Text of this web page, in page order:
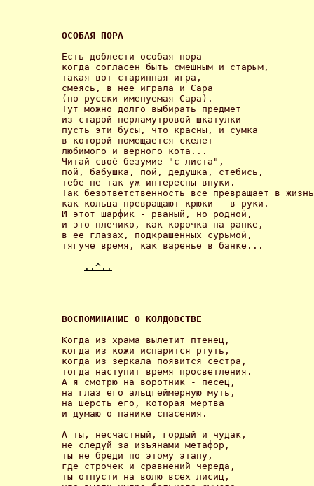
ОСОБАЯ ПОРА
Есть доблести особая пора -
когда согласен быть смешным и старым,
такая вот старинная игра,
смеясь, в неё играла и Сара
(по-русски именуемая Сара).
Тут можно долго выбирать предмет
из старой перламутровой шкатулки -
пусть эти бусы, что красны, и сумка
в которой помещается скелет
любимого и верного кота...
Читай своё безумие "с листа",
пой, бабушка, пой, дедушка, стебись,
тебе не так уж интересны внуки.
Так безответственность всё превращает в
как кольца превращают крюки - в руки.
И этот шарфик - рваный, но родной,
и это плечико, как корочка на ранке,
в её глазах, подкрашенных сурьмой,
тягуче время, как варенье в банке...
..^..
ВОСПОМИНАНИЕ О КОЛДОВСТВЕ
Когда из храма вылетит птенец,
когда из кожи испарится ртуть,
когда из зеркала появится сестра,
тогда наступит время просветления.
А я смотрю на воротник - песец,
на глаз его альцгеймерную муть,
на шерсть его, которая мертва
и думаю о панике спасения.
А ты, несчастный, гордый и чудак,
не следуй за изъянами метафор,
ты не бреди по этому этапу,
где строчек и сравнений череда,
ты отпусти на волю всех лисиц,